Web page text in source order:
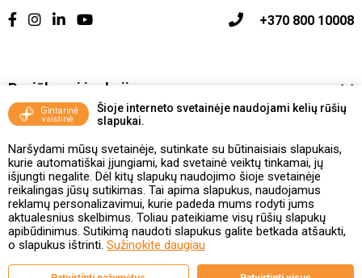
Šioje interneto svetainėje naudojami kelių rūšių
slapukai.
Naršydami mūsų svetainėje, sutinkate su būtinaisiais slapukais,
kurie automatiškai įjungiami, kad svetainė veiktų tinkamai, jų
išjungti negalite. Dėl kitų slapukų naudojimo šioje svetainėje
reikalingas jūsų sutikimas. Tai apima slapukus, naudojamus
reklamų personalizavimui, kurie padeda mums rodyti jums
aktualesnius skelbimus. Toliau pateikiame visų rūšių slapukų
apibūdinimus. Sutikimą naudoti slapukus galite betkada atšaukti,
o slapukus ištrinti. Sužinokite daugiau
+370 800 10008
Pasiūlymai ir akcijos
Vakcinavimo tvarka ir taisyklės
Kontaktai ir Karjera
Taisyklės ir politika
Valstybinė vaistų kontrolės tarnyba